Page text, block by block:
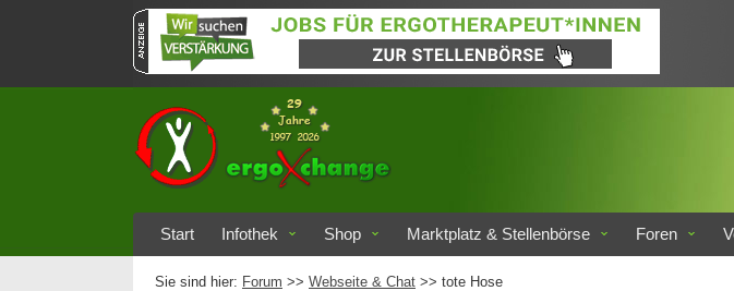
Start Infothek Shop Marktplatz & Stellenbörse Foren
Sie sind hier: Forum >> Webseite & Chat >> tote Hose